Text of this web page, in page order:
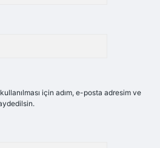
için adım, e-posta adresim ve